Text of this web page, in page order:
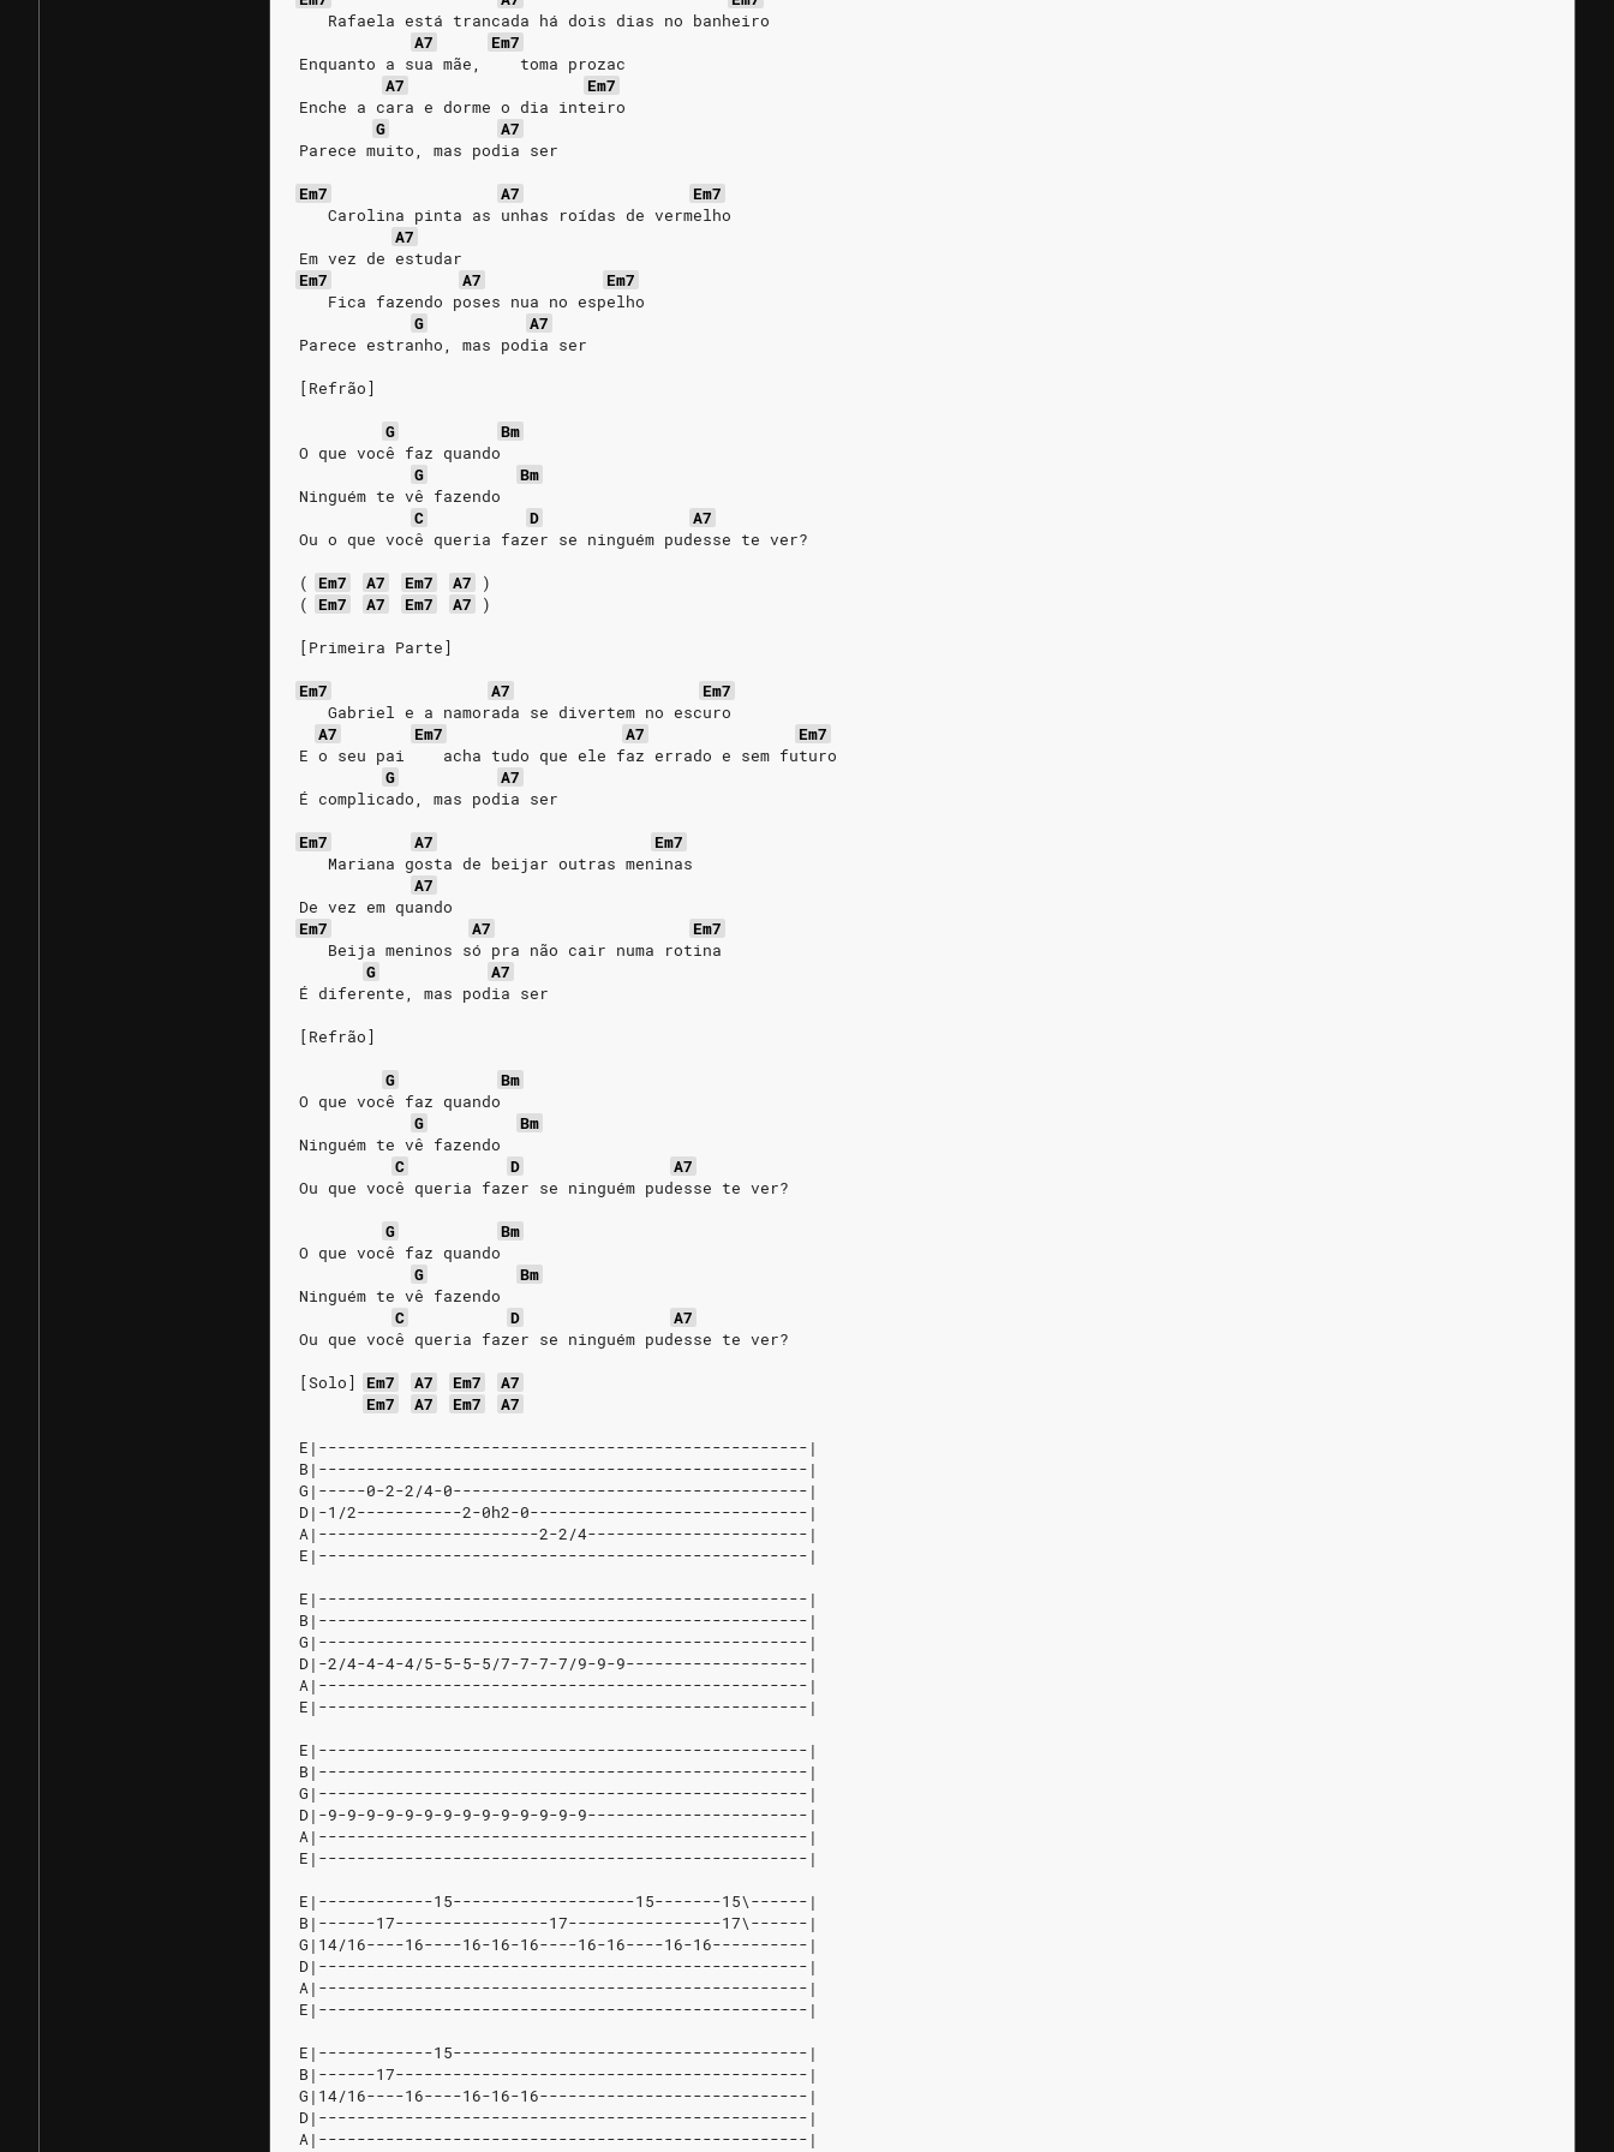
   Rafaela está trancada há dois dias no banheiro
A7
Em7
Enquanto a sua mãe,    toma prozac
A7
Em7
Enche a cara e dorme o dia inteiro
G
A7
Parece muito, mas podia ser
Em7
A7
Em7
   Carolina pinta as unhas roídas de vermelho
A7
Em vez de estudar
Em7
A7
Em7
   Fica fazendo poses nua no espelho
G
A7
Parece estranho, mas podia ser
[Refrão]
G
Bm
O que você faz quando
G
Bm
Ninguém te vê fazendo
C
D
A7
Ou o que você queria fazer se ninguém pudesse te ver?
(
Em7 A7 Em7 A7
)
(
Em7 A7 Em7 A7
)
[Primeira Parte]
Em7
A7
Em7
   Gabriel e a namorada se divertem no escuro
A7
Em7 A7
Em7
E o seu pai    acha tudo que ele faz errado e sem futuro
G
A7
É complicado, mas podia ser
Em7
A7
Em7
   Mariana gosta de beijar outras meninas
A7
De vez em quando
Em7
A7
Em7
   Beija meninos só pra não cair numa rotina
G
A7
É diferente, mas podia ser
[Refrão]
G
Bm
O que você faz quando
G
Bm
Ninguém te vê fazendo
C
D
A7
Ou que você queria fazer se ninguém pudesse te ver?
G
Bm
O que você faz quando
G
Bm
Ninguém te vê fazendo
C
D
A7
Ou que você queria fazer se ninguém pudesse te ver?
[Solo]
Em7 A7 Em7
A7
Em7
A7 Em7
A7
E|---------------------------------------------------|
B|---------------------------------------------------|
G|-----0-2-2/4-0-------------------------------------|
D|-1/2-----------2-0h2-0-----------------------------|
A|-----------------------2-2/4-----------------------|
E|---------------------------------------------------|
E|---------------------------------------------------|
B|---------------------------------------------------|
G|---------------------------------------------------|
D|-2/4-4-4-4/5-5-5-5/7-7-7-7/9-9-9-------------------|
A|---------------------------------------------------|
E|---------------------------------------------------|
E|---------------------------------------------------|
B|---------------------------------------------------|
G|---------------------------------------------------|
D|-9-9-9-9-9-9-9-9-9-9-9-9-9-9-----------------------|
A|---------------------------------------------------|
E|---------------------------------------------------|
E|------------15-------------------15-------15\------|
B|------17----------------17----------------17\------|
G|14/16----16----16-16-16----16-16----16-16----------|
D|---------------------------------------------------|
A|---------------------------------------------------|
E|---------------------------------------------------|
E|------------15-------------------------------------|
B|------17-------------------------------------------|
G|14/16----16----16-16-16----------------------------|
D|---------------------------------------------------|
A|---------------------------------------------------|